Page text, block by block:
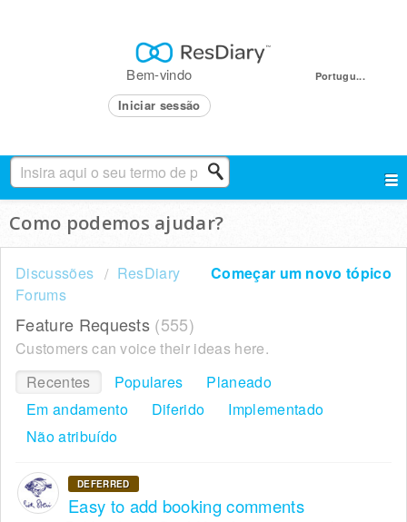
Portugu...
Bem-vindo
Iniciar sessão
Como podemos ajudar?
Começar um novo tópico
Discussões
ResDiary
Forums
Feature Requests 555
Customers can voice their ideas here.
Recentes
Populares
Planeado
Em andamento
Diferido
Implementado
Não atribuído
DEFERRED
Easy to add booking comments